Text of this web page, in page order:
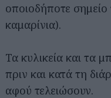
οποιοδήποτε
καμαρίνια).
Τα κυλικεία και τα
πριν και κατά τη
αφού τελειώσουν.